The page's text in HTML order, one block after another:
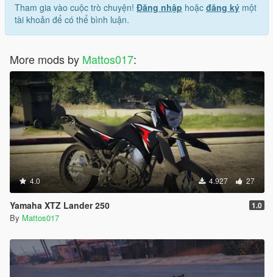
Tham gia vào cuộc trò chuyện! Đăng nhập hoặc đăng ký một
tài khoản để có thể bình luận.
More mods by Mattos017:
4.0 4.927 27
Yamaha XTZ Lander 250 1.0
By Mattos017